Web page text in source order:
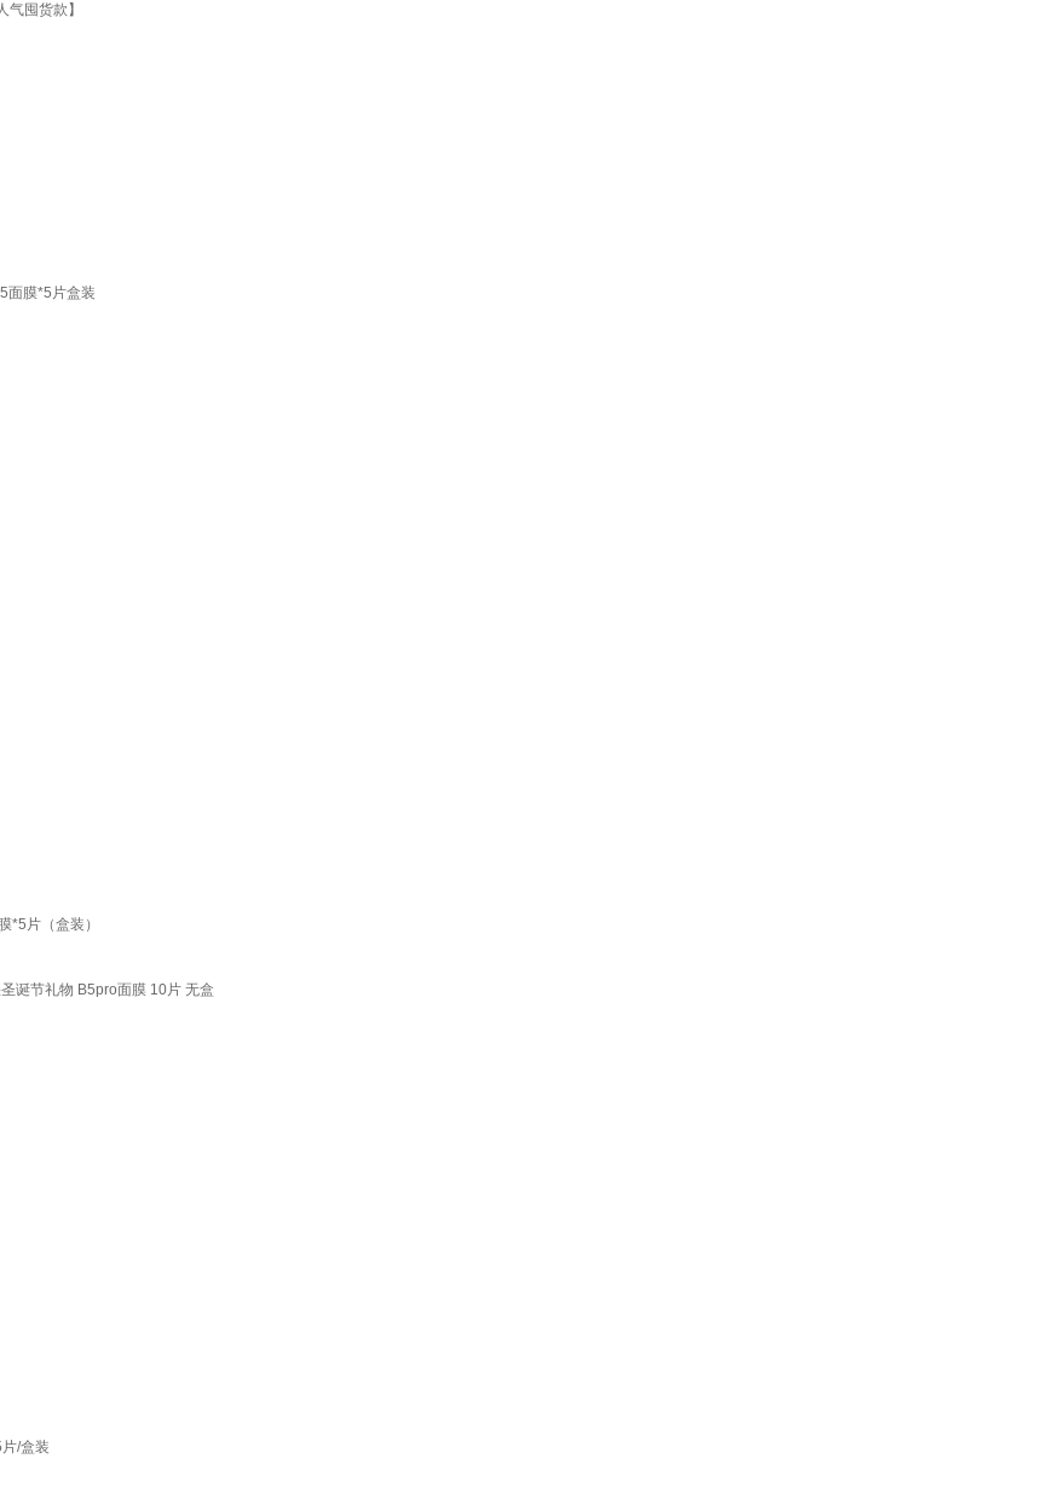
囤货款】
面膜*5片盒装
*5片（盒装）
诞节礼物 B5pro面膜 10片 无盒
/盒装